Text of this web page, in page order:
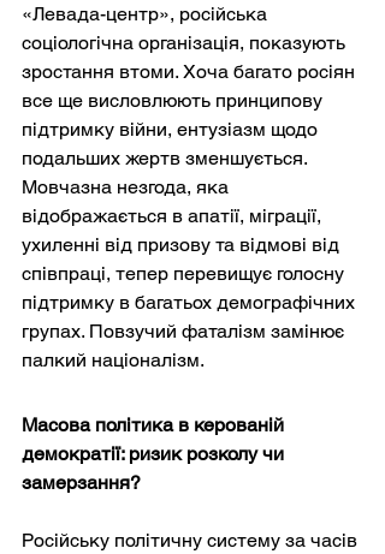
«Левада-центр», російська
соціологічна організація, показують
зростання втоми. Хоча багато росіян
все ще висловлюють принципову
підтримку війни, ентузіазм щодо
подальших жертв зменшується.
Мовчазна незгода, яка
відображається в апатії, міграції,
ухиленні від призову та відмові від
співпраці, тепер перевищує голосну
підтримку в багатьох демографічних
групах. Повзучий фаталізм замінює
палкий націоналізм.
Масова політика в керованій
демократії: ризик розколу чи
замерзання?
Російську політичну систему за часів